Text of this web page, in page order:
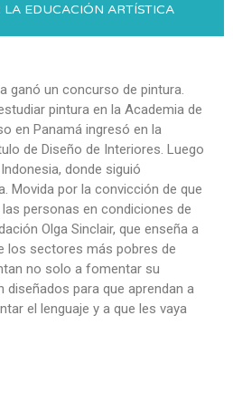
EDUCACIÓN ARTÍSTICA
ganó un concurso de pintura.
pintura en la Academia de
en Panamá ingresó en la
de Diseño de Interiores. Luego
donde siguió
Movida por la convicción de que
personas en condiciones de
Olga Sinclair, que enseña a
los sectores más pobres de
no solo a fomentar su
diseñados para que aprendan a
el lenguaje y a que les vaya